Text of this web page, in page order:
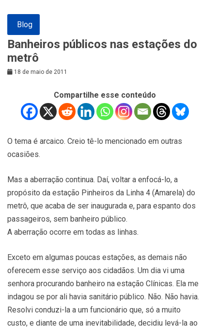
Blog
Banheiros públicos nas estações do
metrô
18 de maio de 2011
Compartilhe esse conteúdo
O tema é arcaico. Creio tê-lo mencionado em outras
ocasiões.
Mas a aberração continua. Daí, voltar a enfocá-lo, a
propósito da estação Pinheiros da Linha 4 (Amarela) do
metrô, que acaba de ser inaugurada e, para espanto dos
passageiros, sem banheiro público.
A aberração ocorre em todas as linhas.
Exceto em algumas poucas estações, as demais não
oferecem esse serviço aos cidadãos. Um dia vi uma
senhora procurando banheiro na estação Clínicas. Ela me
indagou se por ali havia sanitário público. Não. Não havia.
Resolvi conduzi-la a um funcionário que, só a muito
custo, e diante de uma inevitabilidade, decidiu levá-la ao